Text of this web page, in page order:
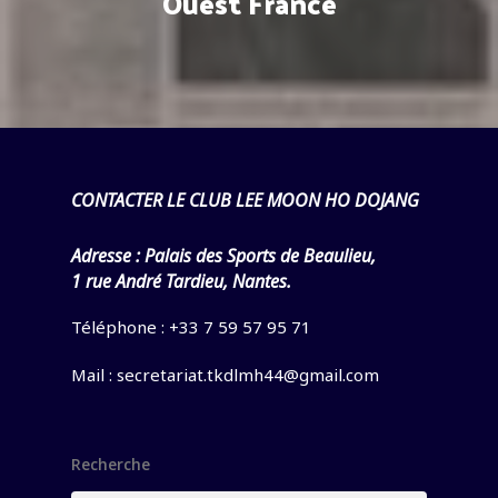
CONTACTER LE CLUB LEE MOON HO DOJANG
Adresse :Palais des Sports de Beaulieu,
1 rue André Tardieu, Nantes.
Téléphone : +33 7 59 57 95 71
Mail : secretariat.tkdlmh44@gmail.com
Recherche